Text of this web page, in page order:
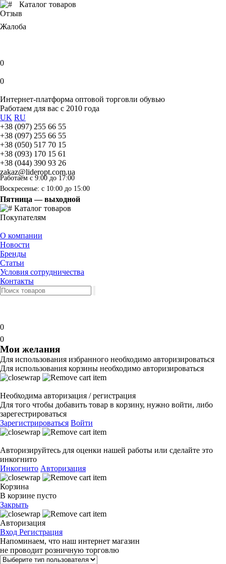
Каталог товаров
Отзыв
Жалоба
0
0
Интернет-платформа оптовой торговли обувью
Работаем для вас с 2010 года
UK RU
+38 (097) 255 66 55
+38 (097) 255 66 55
+38 (050) 517 70 15
+38 (093) 170 15 61
+38 (044) 390 93 26
zakaz@lideropt.com.ua
Работаем с 9:00 до 17:00
Воскресенье: с 10:00 до 15:00
Пятница — выходной
Каталог товаров
Покупателям
О компании
Новости
Бренды
Статьи
Условия сотрудничества
Контакты
0
0
Мои желания
Для использования избранного необходимо авторизироваться
Для использования корзины необходимо авторизироваться
Необходима авторизация / регистрация
Для того чтобы добавить товар в корзину, нужно войти, либо
зарегестрироваться
Зарегистрироваться Войти
Авторизируйтесь для оценки нашей работы или сделайте это
инкогнито
Инкогнито Авторизация
Корзина
В корзине пусто
Закрыть
Авторизация
Вход Регистрация
Напоминаем, что наш интернет магазин
не проводит розничную торговлю